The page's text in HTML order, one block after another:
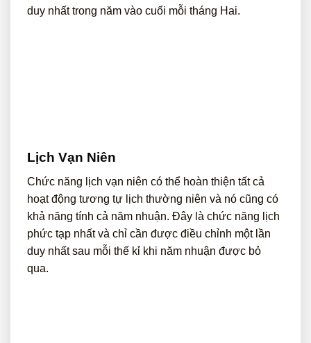
duy nhất trong năm vào cuối mỗi tháng Hai.
Lịch Vạn Niên
Chức năng lịch vạn niên có thể hoàn thiện tất cả
hoạt động tương tự lịch thường niên và nó cũng có
khả năng tính cả năm nhuận. Đây là chức năng lịch
phức tạp nhất và chỉ cần được điều chỉnh một lần
duy nhất sau mỗi thế kỉ khi năm nhuận được bỏ
qua.